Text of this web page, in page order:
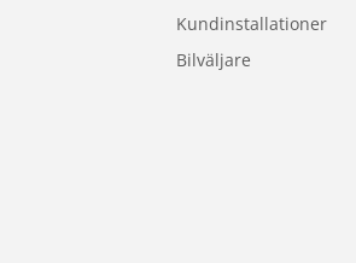
Kundinstallationer
Bilväljare